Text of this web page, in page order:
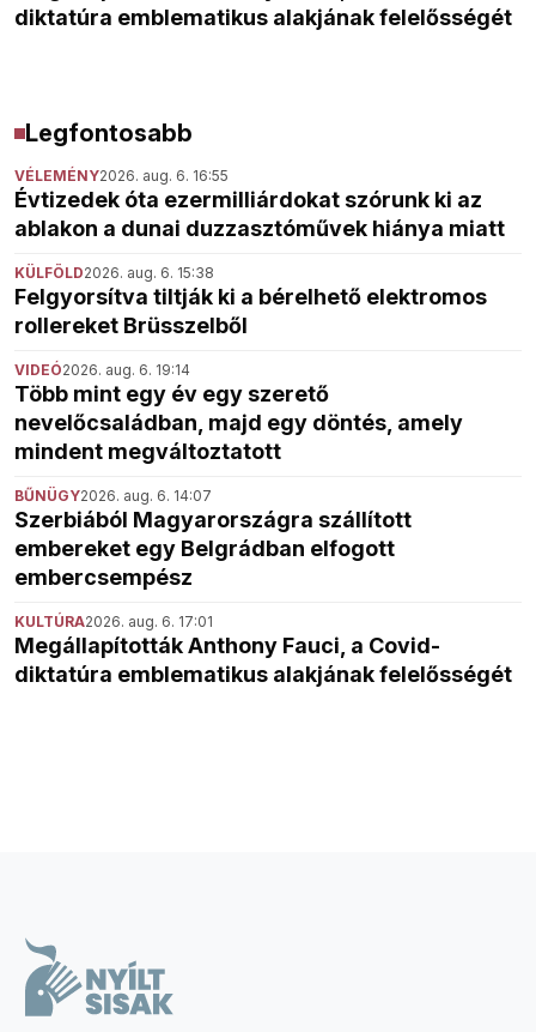
diktatúra emblematikus alakjának felelősségét
Legfontosabb
VÉLEMÉNY2026. aug. 6. 16:55
Évtizedek óta ezermilliárdokat szórunk ki az
ablakon a dunai duzzasztóművek hiánya miatt
KÜLFÖLD2026. aug. 6. 15:38
Felgyorsítva tiltják ki a bérelhető elektromos
rollereket Brüsszelből
VIDEÓ2026. aug. 6. 19:14
Több mint egy év egy szerető
nevelőcsaládban, majd egy döntés, amely
mindent megváltoztatott
BŰNÜGY2026. aug. 6. 14:07
Szerbiából Magyarországra szállított
embereket egy Belgrádban elfogott
embercsempész
KULTÚRA2026. aug. 6. 17:01
Megállapították Anthony Fauci, a Covid-
diktatúra emblematikus alakjának felelősségét